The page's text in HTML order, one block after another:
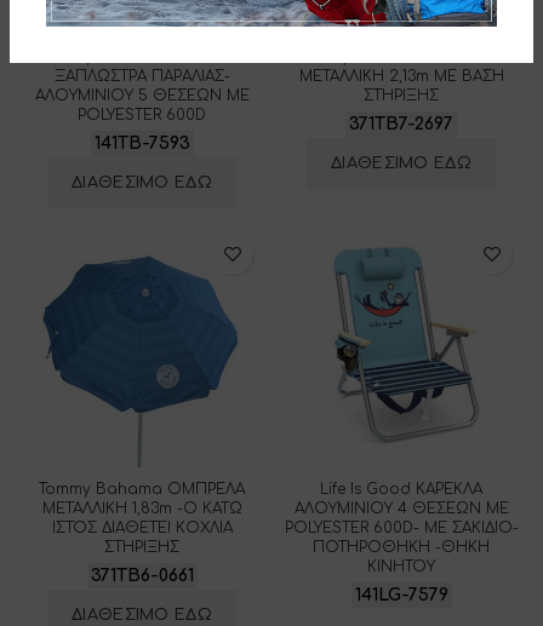
ΞΑΠΛΩΣΤΡΑ ΠΑΡΑΛΙΑΣ-
ΑΛΟΥΜΙΝΙΟΥ 5 ΘΕΣΕΩΝ ME
POLYESTER 600D
141TB-7593
ΔΙΑΘΕΣΙΜΟ ΕΔΩ
ΜΕΤΑΛΛΙΚΗ 2,13m ΜΕ ΒΑΣΗ
ΣΤΗΡΙΞΗΣ
371TB7-2697
ΔΙΑΘΕΣΙΜΟ ΕΔΩ
Tommy Bahama ΟΜΠΡΕΛΑ
ΜΕΤΑΛΛΙΚΗ 1,83m -Ο ΚΑΤΩ
ΙΣΤΟΣ ΔΙΑΘΕΤΕΙ ΚΟΧΛΙΑ
ΣΤΗΡΙΞΗΣ
371TB6-0661
ΔΙΑΘΕΣΙΜΟ ΕΔΩ
Life Is Good ΚΑΡΕΚΛΑ
ΑΛΟΥΜΙΝΙΟΥ 4 ΘΕΣΕΩΝ ME
POLYESTER 600D- ΜΕ ΣΑΚΙΔΙΟ-
ΠΟΤΗΡΟΘΗΚΗ -ΘΗΚΗ
ΚΙΝΗΤΟΥ
141LG-7579